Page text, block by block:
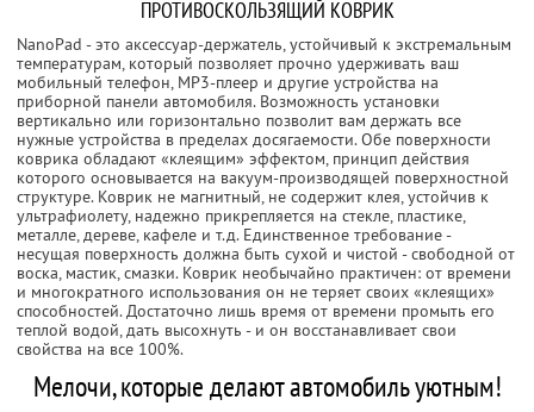
ПРОТИВОСКОЛЬЗЯЩИЙ КОВРИК
NanoPad - это аксессуар-держатель, устойчивый к экстремальным
температурам, который позволяет прочно удерживать ваш
мобильный телефон, MP3-плеер и другие устройства на
приборной панели автомобиля. Возможность установки
вертикально или горизонтально позволит вам держать все
нужные устройства в пределах досягаемости. Обе поверхности
коврика обладают «клеящим» эффектом, принцип действия
которого основывается на вакуум-производящей поверхностной
структуре. Коврик не магнитный, не содержит клея, устойчив к
ультрафиолету, надежно прикрепляется на стекле, пластике,
металле, дереве, кафеле и т.д. Единственное требование -
несущая поверхность должна быть сухой и чистой - свободной от
воска, мастик, смазки. Коврик необычайно практичен: от времени
и многократного использования он не теряет своих «клеящих»
способностей. Достаточно лишь время от времени промыть его
теплой водой, дать высохнуть - и он восстанавливает свои
свойства на все 100%.
Мелочи, которые делают автомобиль уютным!